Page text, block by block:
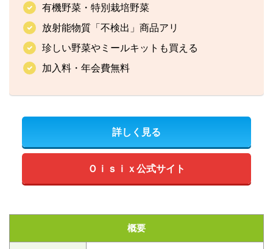
有機野菜・特別栽培野菜
放射能物質「不検出」商品アリ
珍しい野菜やミールキットも買える
加入料・年会費無料
詳しく見る
Ｏｉｓｉｘ公式サイト
概要